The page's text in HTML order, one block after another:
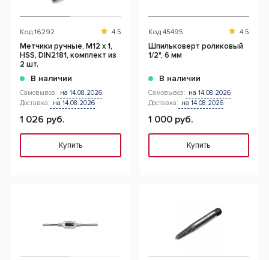
Код 16292 4.5
Метчики ручные, М12 x 1,
HSS, DIN2181, комплект из
2 шт.
В наличии
Самовывоз: на 14.08.2026
Доставка: на 14.08.2026
1 026 руб.
Купить
Код 45495 4.5
Шпильковерт роликовый
1/2", 6 мм
В наличии
Самовывоз: на 14.08.2026
Доставка: на 14.08.2026
1 000 руб.
Купить